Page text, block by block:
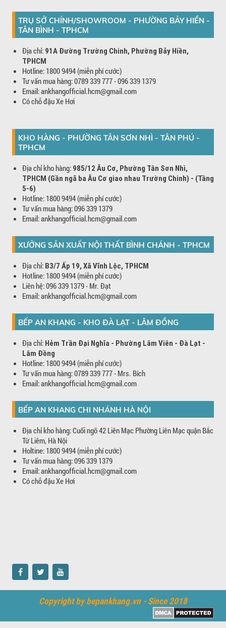
TRỤ SỞ CHÍNH/SHOWROOM - PHƯỜNG BẢY HIỀN -
TÂN BÌNH - TPHCM
Địa chỉ: 91A Đường Trường Chinh, Phường Bảy Hiền,
TPHCM
Hotline: 1800 9494 (miễn phí cước)
Tư vấn mua hàng: 0789 339 777 - 096 339 1379
Email: ankhangofficial.hcm@gmail.com
Có chỗ đậu Xe Hơi
KHO HÀNG - PHƯỜNG TÂN SƠN NHÌ - TÂN PHÚ -
TPHCM
Địa chỉ kho hàng: 985/12 Âu Cơ, Phường Tân Sơn Nhì,
TPHCM (Gần ngã ba Âu Cơ giao nhau Trường Chinh) - (Tầng
5-6)
Hotline: 1800 9494 (miễn phí cước)
Tư vấn mua hàng: 096 339 1379
Email: ankhangofficial.hcm@gmail.com
XƯỞNG SẢN XUẤT NỘI THẤT BÌNH CHÁNH - TPHCM
Địa chỉ: B3/7 Ấp 19, Xã Vĩnh Lộc, TPHCM
Hotline: 1800 9494 (miễn phí cước)
Liên hệ: 096 339 1379 - Mr. Đạt
Email: ankhangofficial.hcm@gmail.com
BẾP AN KHANG - KHO ĐÀ LẠT - LÂM ĐỒNG
Địa chỉ: Hẻm Trần Đại Nghĩa - Phường Lâm Viên - Đà Lạt -
Lâm Đồng
Hotline: 1800 9494 (miễn phí cước)
Tư vấn mua hàng: 0789 339 777 - Mrs. Bích
Email: ankhangofficial.hcm@gmail.com
BẾP AN KHANG CHI NHÁNH HÀ NỘI
Địa chỉ kho hàng: Cuối ngõ 42 Liên Mạc Phường Liên Mạc quận Bắc
Từ Liêm, Hà Nội
Holtine: 1800 9494 (miễn phí cước)
Tư vấn mua hàng: 096 339 1379
Email: ankhangofficial.hcm@gmail.com
Có chỗ đậu Xe Hơi
Copyright by bepankhang.vn - Since 2018